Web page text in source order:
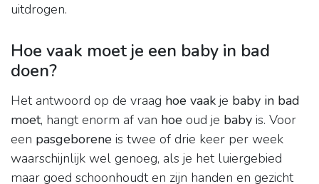
uitdrogen.
Hoe vaak moet je een baby in bad
doen?
Het antwoord op de vraag hoe vaak je baby in bad
moet, hangt enorm af van hoe oud je baby is. Voor
een pasgeborene is twee of drie keer per week
waarschijnlijk wel genoeg, als je het luiergebied
maar goed schoonhoudt en zijn handen en gezicht